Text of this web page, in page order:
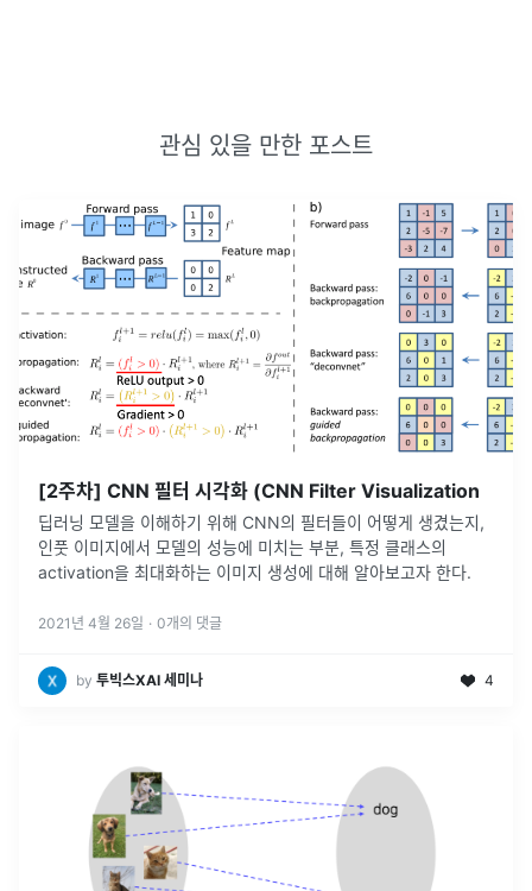
관심 있을 만한 포스트
[2주차] CNN 필터 시각화 (CNN Filter Visualization
딥러닝 모델을 이해하기 위해 CNN의 필터들이 어떻게 생겼는지,
인풋 이미지에서 모델의 성능에 미치는 부분, 특정 클래스의
activation을 최대화하는 이미지 생성에 대해 알아보고자 한다.
2021년 4월 26일 · 0개의 댓글
by 투빅스XAI 세미나 4